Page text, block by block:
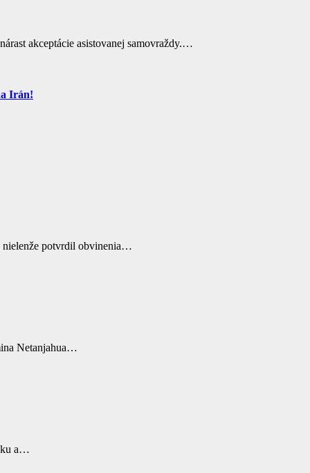
akceptácie asistovanej samovraždy.…
Irán!
nielenže potvrdil obvinenia…
Netanjahua…
a…